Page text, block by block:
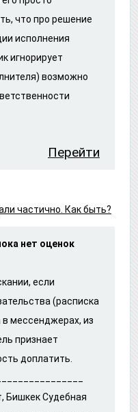
что про решение
исполнения
игнорирует
возможно
Перейти
частично. Как быть?
нет оценок
если
(расписка
в мессенджерах, из
признает
доплатить.
Бишкек Судебная